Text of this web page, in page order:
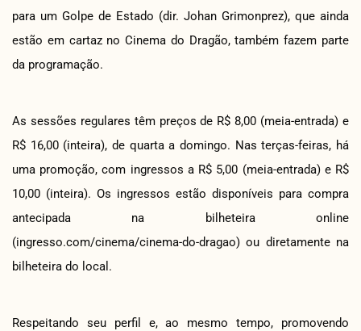
para um Golpe de Estado (dir. Johan Grimonprez), que ainda
estão em cartaz no Cinema do Dragão, também fazem parte
da programação.
As sessões regulares têm preços de R$ 8,00 (meia-entrada) e
R$ 16,00 (inteira), de quarta a domingo. Nas terças-feiras, há
uma promoção, com ingressos a R$ 5,00 (meia-entrada) e R$
10,00 (inteira). Os ingressos estão disponíveis para compra
antecipada na bilheteira online
(ingresso.com/cinema/cinema-do-dragao) ou diretamente na
bilheteira do local.
Respeitando seu perfil e, ao mesmo tempo, promovendo